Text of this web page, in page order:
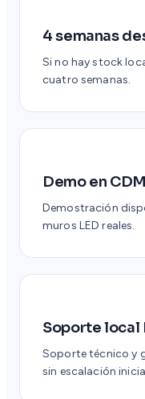
4 semanas
Si no hay stock
cuatro semanas.
Demo en
Demostración
muros LED reales.
Soporte local
Soporte técnico y
sin escalación